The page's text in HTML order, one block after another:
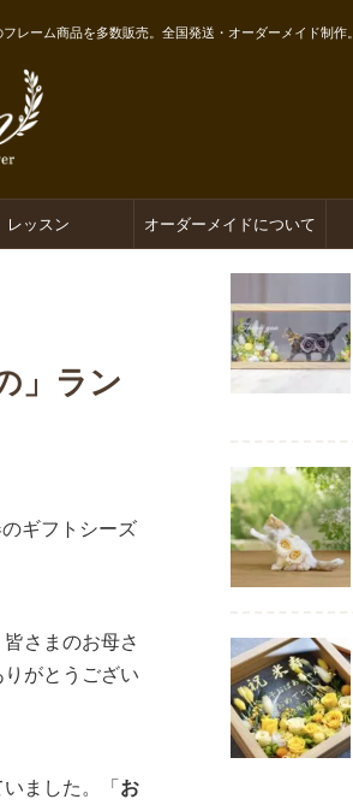
レーム商品を多数販売。全国発送・オーダーメイド制作。
レッスン オーダーメイドについて
」ラン
ギフトシーズ
さまのお母さ
がとうござい
いました。「お